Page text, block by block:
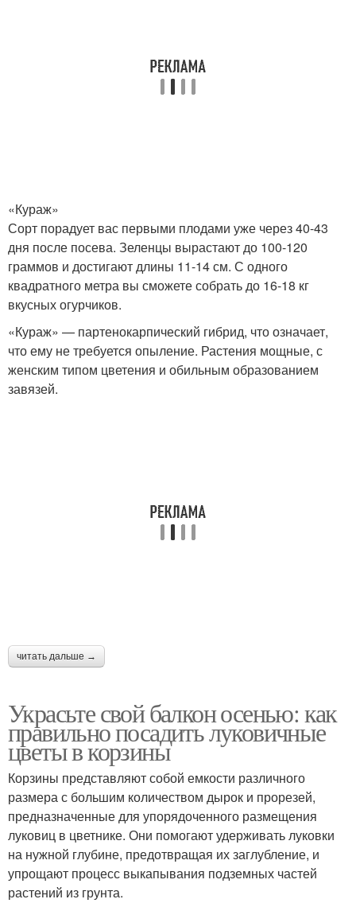
«Кураж»
Сорт порадует вас первыми плодами уже через 40-43
дня после посева. Зеленцы вырастают до 100-120
граммов и достигают длины 11-14 см. С одного
квадратного метра вы сможете собрать до 16-18 кг
вкусных огурчиков.
«Кураж» — партенокарпический гибрид, что означает,
что ему не требуется опыление. Растения мощные, с
женским типом цветения и обильным образованием
завязей.
читать дальше →
Украсьте свой балкон осенью: как
правильно посадить луковичные
цветы в корзины
Корзины представляют собой емкости различного
размера с большим количеством дырок и прорезей,
предназначенные для упорядоченного размещения
луковиц в цветнике. Они помогают удерживать луковки
на нужной глубине, предотвращая их заглубление, и
упрощают процесс выкапывания подземных частей
растений из грунта.